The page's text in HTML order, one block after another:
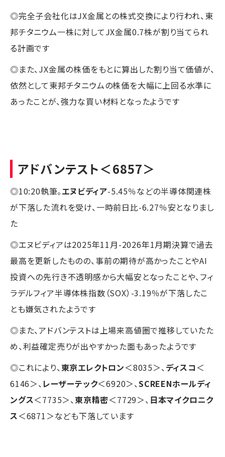
◎完全子会社化はJX金属との株式交換により行われ、東
邦チタニウム一株に対してJX金属0.7株が割り当てられ
る計画です
◎また、JX金属の株価をもとに算出した割り当て価値が、
依然として東邦チタニウムの株価を大幅に上回る水準に
あったことが、強力な買い材料となったようです
アドバンテスト＜6857＞
◎10:20執筆。エヌビディア-5.45％などの半導体関連株
が下落した流れを受け、一時前日比-6.27％安となりまし
た
◎エヌビディアは2025年11月-2026年1月期決算で過去
最高を更新したものの、事前の期待が高かったことやAI
投資への先行き不透明感から大幅安となったことや、フィ
ラデルフィア半導体株指数（SOX）-3.19％が下落したこ
とも嫌気されたようです
◎また、アドバンテストは上場来高値圏で推移していたた
め、利益確定売りが出やすかった面もあったようです
◎これにより、 東京エレクトロン＜8035＞、 ディスコ ＜
6146＞、 レーザーテック＜6920＞、SCREENホールディ
ングス＜7735＞、 東京精密＜7729＞、 日本マイクロニク
ス＜6871＞なども下落しています